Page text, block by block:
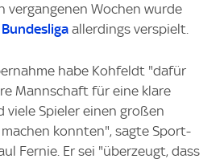
vergangenen Wochen wurde
Bundesliga allerdings verspielt.
habe Kohfeldt "dafür
Mannschaft für eine klare
viele Spieler einen großen
konnten", sagte Sport-
Fernie. Er sei "überzeugt, dass